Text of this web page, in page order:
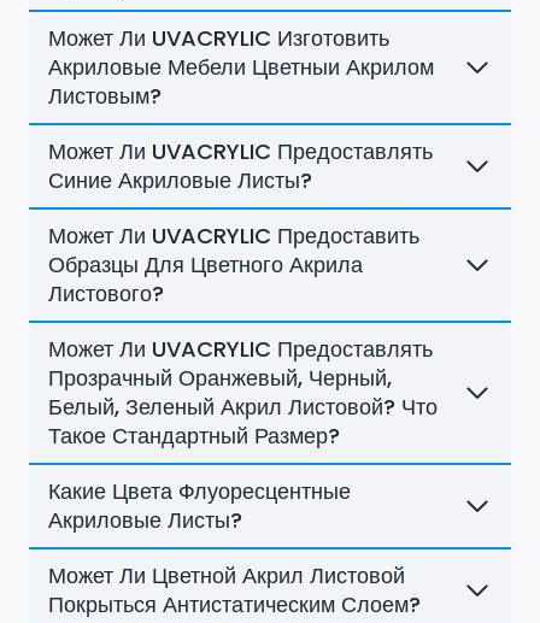
Может Ли UVACRYLIC Изготовить
Акриловые Мебели Цветныи Акрилом
Листовым?
Может Ли UVACRYLIC Предоставлять
Синие Акриловые Листы?
Может Ли UVACRYLIC Предоставить
Образцы Для Цветного Акрила
Листового?
Может Ли UVACRYLIC Предоставлять
Прозрачный Оранжевый, Черный,
Белый, Зеленый Акрил Листовой? Что
Такое Стандартный Размер?
Какие Цвета Флуоресцентные
Акриловые Листы?
Может Ли Цветной Акрил Листовой
Покрыться Антистатическим Слоем?